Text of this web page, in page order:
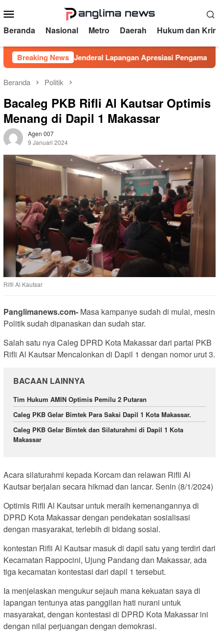
ke
kontenMobile
Beranda Nasional Metro Daerah Hukum dan
Breaking News
DPRD, Jenderal Lapangan Apresiasi Pengamanan Polresta
Beranda Politik
Bacaleg PKB Rifli Al Kautsar Optimis
Menang di Dapil 1 Makassar
Agen 007
9 Januari 2024
Rifli Al Kautsar
Panglimanews.com- Masa kampanye sudah di mulai, mesin
Politik sudah dipanaskan dan sudah star.
Salah satu nya Caleg DPRD Kota Makassar dari partai PKB
Rifli Al Kautsar Mencalonkan di Dapil 1 dengan nomor urut 3.
BACAAN LAINNYA
Tim Hukum AMIN Optimis Pemilu 2 Putaran
Caleg PKB Gelar Bimtek Para Saksi Dapil 1 Kota Makassar.
Caleg PKB Gelar Bimtek dan Silaturahmi di Dapil 1 Kota
Makassar
Acara silaturahmi kepada Korcam dan relawan Rifli Al
Kautsar berjalan secara hikmad dan lancar. Senin (8/1/2024)
Optimis Rifli Al Kautsar untuk meraih kemenangannya di
DPRD Kota Makassar dengan pendekatan sosialisasi
dengan masyarakat, terlebih di bidang sosial.
kontestan Rifli Al Kautsar masuk di dapil satu yang terdiri dari
Kecamatan Rappocini, Ujung Pandang dan Makassar, ada
tiga kecamatan kontestasi dari dapil 1 tersebut.
Ia menjelaskan mengukur sejauh mana kekuatan saya di
lapangan tentunya atas panggilan hati nurani untuk
masyarakat, dengan kontestasi di DPRD Kota Makassar ini
dengan nilai perjuangan dengan demokrasi.